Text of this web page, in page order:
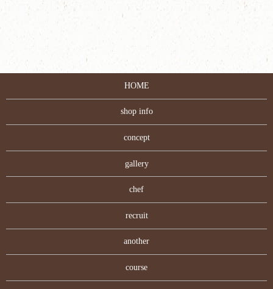
HOME
shop info
concept
gallery
chef
recruit
another
course